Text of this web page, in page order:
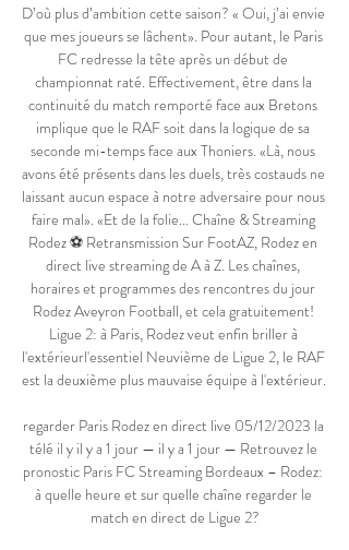
D’où plus d’ambition cette saison? « Oui, j’ai envie
que mes joueurs se lâchent». Pour autant, le Paris
FC redresse la tête après un début de
championnat raté. Effectivement, être dans la
continuité du match remporté face aux Bretons
implique que le RAF soit dans la logique de sa
seconde mi-temps face aux Thoniers. «Là, nous
avons été présents dans les duels, très costauds ne
laissant aucun espace à notre adversaire pour nous
faire mal». «Et de la folie... Chaîne & Streaming
Rodez ⚽ Retransmission Sur FootAZ, Rodez en
direct live streaming de A à Z. Les chaînes,
horaires et programmes des rencontres du jour
Rodez Aveyron Football, et cela gratuitement!
Ligue 2: à Paris, Rodez veut enfin briller à
l'extérieurl'essentiel Neuvième de Ligue 2, le RAF
est la deuxième plus mauvaise équipe à l'extérieur.
regarder Paris Rodez en direct live 05/12/2023 la
télé il y il y a 1 jour — il y a 1 jour — Retrouvez le
pronostic Paris FC Streaming Bordeaux – Rodez:
à quelle heure et sur quelle chaîne regarder le
match en direct de Ligue 2?